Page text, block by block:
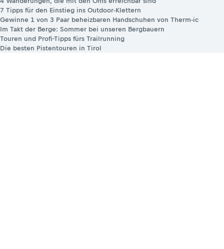
7 Tipps für den Einstieg ins Outdoor-Klettern
Gewinne 1 von 3 Paar beheizbaren Handschuhen von Therm-ic
Im Takt der Berge: Sommer bei unseren Bergbauern
Touren und Profi-Tipps fürs Trailrunning
Die besten Pistentouren in Tirol